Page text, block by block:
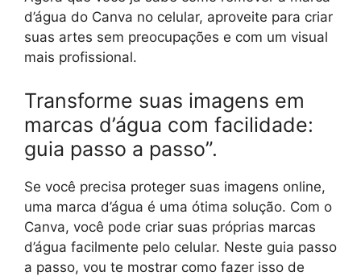
d’água do Canva no celular, aproveite para criar
suas artes sem preocupações e com um visual
mais profissional.
Transforme suas imagens em
marcas d’água com facilidade:
guia passo a passo”.
Se você precisa proteger suas imagens online,
uma marca d’água é uma ótima solução. Com o
Canva, você pode criar suas próprias marcas
d’água facilmente pelo celular. Neste guia passo
a passo, vou te mostrar como fazer isso de